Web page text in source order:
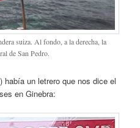
suiza. Al fondo, a la derecha, la
de San Pedro.
había un letrero que nos dice el
en Ginebra: